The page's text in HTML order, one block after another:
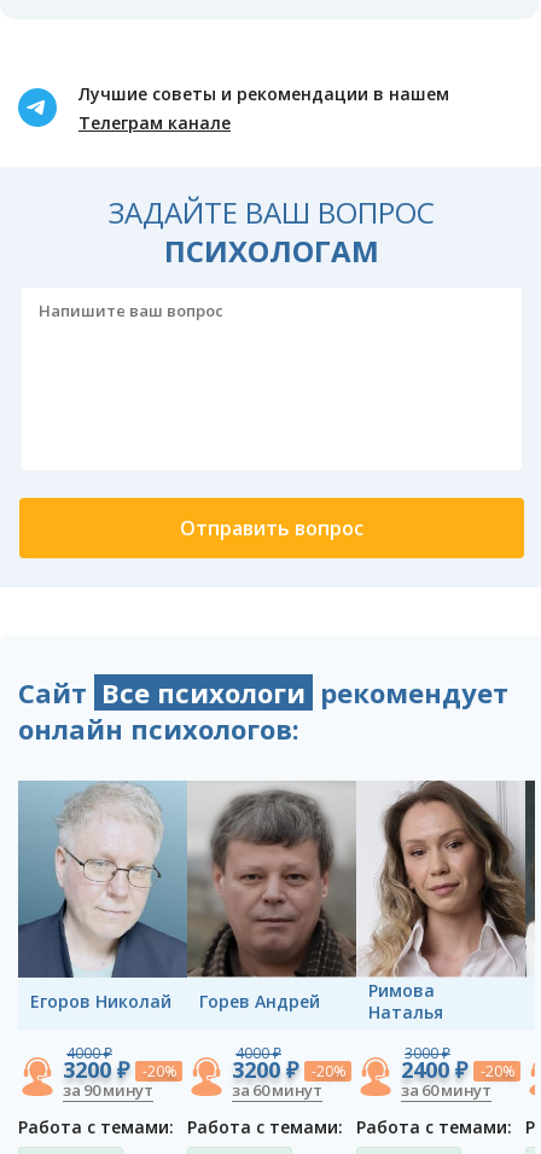
Лучшие советы и рекомендации в нашем
Телеграм канале
ЗАДАЙТЕ ВАШ ВОПРОС
ПСИХОЛОГАМ
Сайт Все психологи рекомендует
онлайн психологов:
Егоров Николай
4000 ₽
3200 ₽ -20%
за 90 минут
Работа с темами:
Горев Андрей
4000 ₽
3200 ₽ -20%
за 60 минут
Работа с темами:
Римова
Наталья
3000 ₽
2400 ₽ -20%
за 60 минут
Работа с темами: